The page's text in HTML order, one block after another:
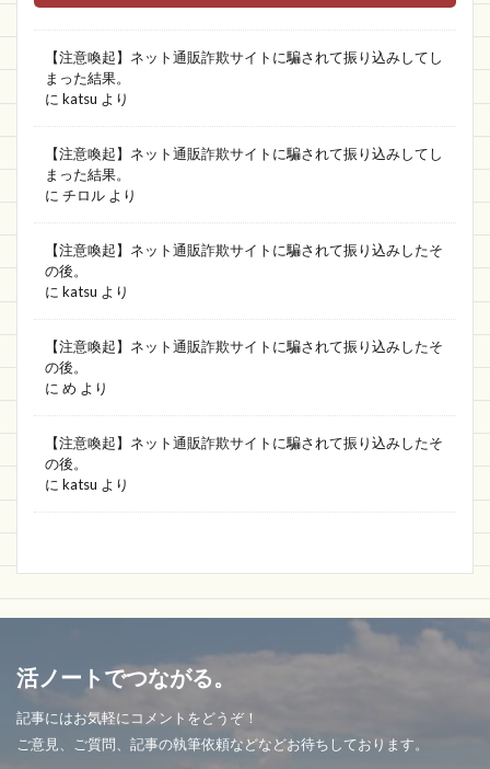
【注意喚起】ネット通販詐欺サイトに騙されて振り込みしてし
まった結果。
に katsu より
【注意喚起】ネット通販詐欺サイトに騙されて振り込みしてし
まった結果。
に チロル より
【注意喚起】ネット通販詐欺サイトに騙されて振り込みしたそ
の後。
に katsu より
【注意喚起】ネット通販詐欺サイトに騙されて振り込みしたそ
の後。
に め より
【注意喚起】ネット通販詐欺サイトに騙されて振り込みしたそ
の後。
に katsu より
活ノートでつながる。
記事にはお気軽にコメントをどうぞ！
ご意見、ご質問、記事の執筆依頼などなどお待ちしております。